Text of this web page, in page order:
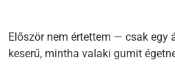
Először nem értettem — csak egy
keserű, mintha valaki gumit